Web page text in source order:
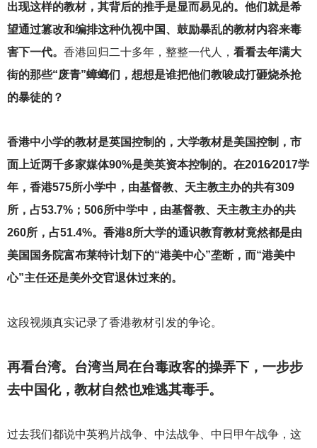
出现这样的教材，其背后的推手是显而易见的。他们就是希
望通过篡改和编排这种仇视中国、鼓励暴乱的教材内容来毒
害下一代。 香港回归二十多年，整整一代人， 看看去年满大
街的那些“废青”蟑螂们，想想是谁把他们教唆成打砸烧杀抢
的暴徒的？
香港中小学的教材是英国控制的，大学教材是美国控制，市
面上近两千多家媒体90%是美英资本控制的。在2016∕2017学
年，香港575所小学中，由基督教、天主教主办的共有309
所，占53.7%；506所中学中，由基督教、天主教主办的共
260所，占51.4%。香港8所大学的通识教育教材竟然都是由
美国国务院富布莱特计划下的“港美中心”垄断，而“港美中
心”主任还是美外交官退休过来的。
这段视频真实记录了香港教材引发的争论。
再看台湾。台湾当局在台毒政客的操弄下，一步步
去中国化，教材自然也难逃其毒手。
过去我们都说中英鸦片战争、中法战争、中日甲午战争，这